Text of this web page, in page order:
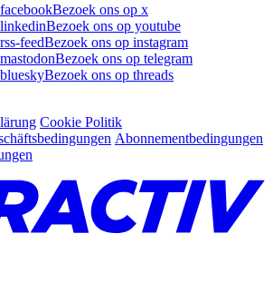
Bezoek ons op x
Bezoek ons op youtube
feedBezoek ons op instagram
Bezoek ons op telegram
Bezoek ons op threads
Cookie Politik
Abonnementbedingungen